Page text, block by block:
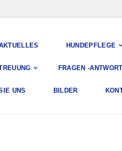
HUNDEPFLEGE
FRAGEN -
UNS BILDER